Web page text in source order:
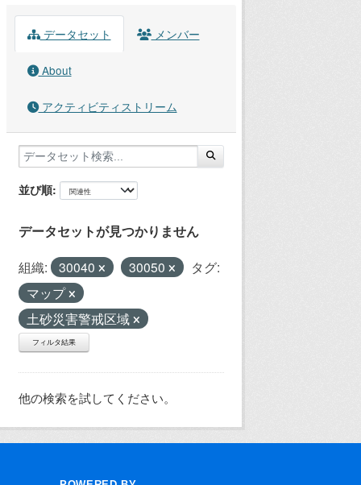
データセット メンバー
About
アクティビティストリーム
並び順
データセットが見つかりません
組織: 30040 30050
タグ:
マップ
土砂災害警戒区域
フィルタ結果
他の検索を試してください。